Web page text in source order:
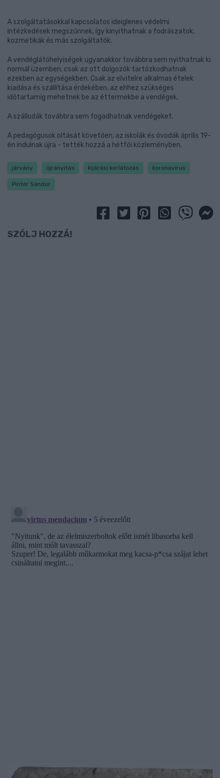
A szolgáltatásokkal kapcsolatos ideiglenes védelmi
intézkedések megszűnnek, így kinyithatnak a fodrászatok,
kozmetikák és más szolgáltatók.
A vendéglátóhelyiségek ugyanakkor továbbra sem nyithatnak ki
normál üzemben, csak az ott dolgozók tartózkodhatnak
ezekben az egységekben. Csak az elvitelre alkalmas ételek
kiadása és szállítása érdekében, az ehhez szükséges
időtartamig mehetnek be az éttermekbe a vendégek.
A szállodák továbbra sem fogadhatnak vendégeket.
A pedagógusok oltását követően, az iskolák és óvodák április 19-
én indulnak újra - tették hozzá a hétfői közleményben.
járvány újranyitás kijárási korlátozás koronavírus
Pintér Sándor
SZÓLJ HOZZÁ!